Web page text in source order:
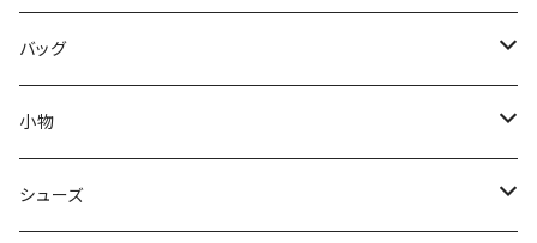
その他
その他
袖付き
ノースリーブ
パンツドレス
その他
ブレスレット
ピアス
コサージュ
ブラ/ブラトップ/ベアトップ
ショーツ
タンクトップ/キャミソール
バッグ
サブバッグ
クラッチバッグ
小物
マフラー/スカーフ/ストール
シューズ